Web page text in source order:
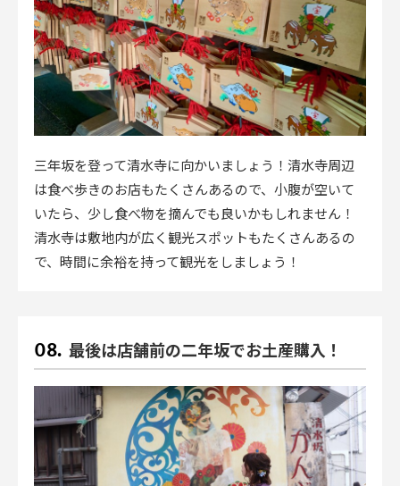
三年坂を登って清水寺に向かいましょう！清水寺周辺
は食べ歩きのお店もたくさんあるので、小腹が空いて
いたら、少し食べ物を摘んでも良いかもしれません！
清水寺は敷地内が広く観光スポットもたくさんあるの
で、時間に余裕を持って観光をしましょう！
最後は店舗前の二年坂でお土産購入！